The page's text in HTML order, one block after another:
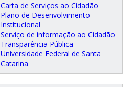
Carta de Serviços ao Cidadão
Plano de Desenvolvimento
Institucional
Serviço de informação ao Cidadão
Transparência Pública
Universidade Federal de Santa
Catarina